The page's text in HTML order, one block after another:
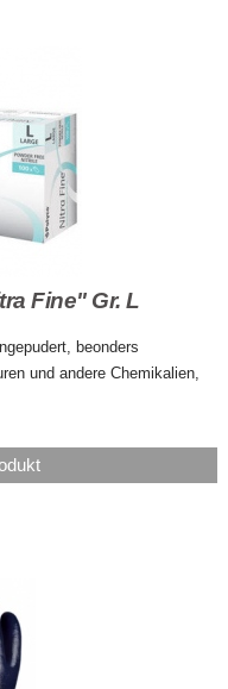
Fine" Gr. L
beonders
und andere Chemikalien,